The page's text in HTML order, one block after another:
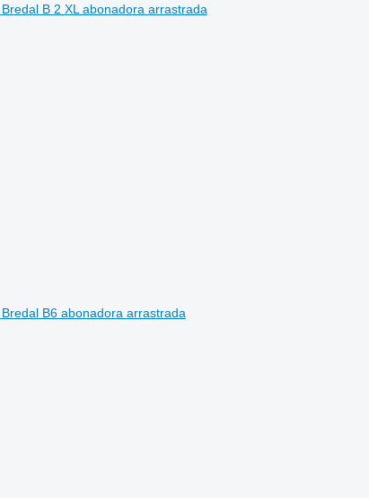
Bredal B 2 XL abonadora arrastrada
Bredal B6 abonadora arrastrada